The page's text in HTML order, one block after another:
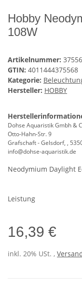
Hobby
108W
Artikelnummer: 37556
GTIN: 4011444375568
Kategorie:
Hersteller: HOBBY
Dohse Aquaristik Gmbh &
Otto-Hahn-Str. 9
Grafschaft - Gelsdorf, ,
info@dohse-aquaristik.de
Neodymium Daylight
Leistung
16,39 €
inkl. 20% USt. ,